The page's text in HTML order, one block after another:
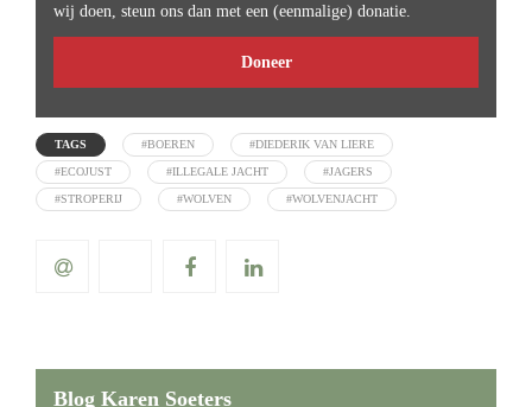
wij doen, steun ons dan met een (eenmalige) donatie.
Doneer
TAGS #BOEREN #DIEDERIK VAN LIERE
#ECOJUST #ILLEGALE JACHT #JAGERS
#STROPERIJ #WOLVEN #WOLVENJACHT
Blog Karen Soeters